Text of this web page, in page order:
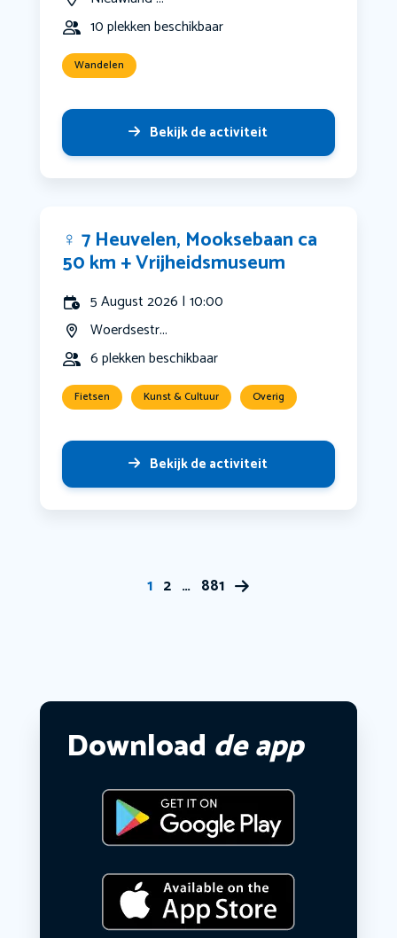
10 plekken beschikbaar
Wandelen
Bekijk de activiteit
‍♀️ 7 Heuvelen, Mooksebaan ca
50 km + Vrijheidsmuseum
5 August 2026 | 10:00
Woerdsestr...
6 plekken beschikbaar
Fietsen Kunst & Cultuur Overig
Bekijk de activiteit
1 2 … 881
Download de app